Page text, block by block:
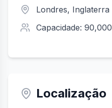
Londres, Inglaterra
Capacidade: 90,000
Localização